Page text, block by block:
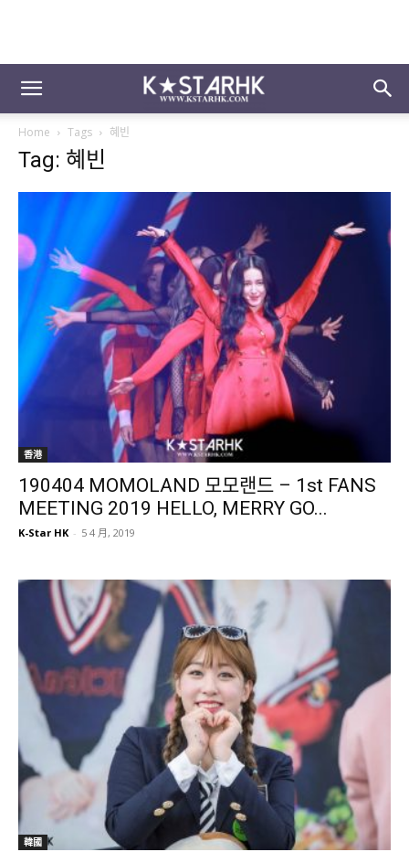
Home Tags 혜빈
Tag: 혜빈
香港
190404 MOMOLAND 모모랜드 – 1st FANS
MEETING 2019 HELLO, MERRY GO...
K-Star HK - 5 4 月, 2019
韓國